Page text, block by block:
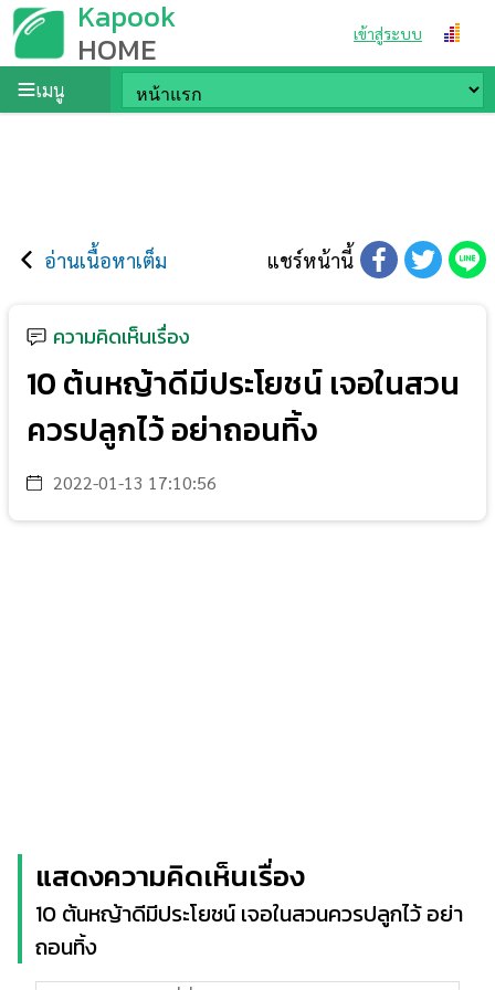
Kapook
HOME เข้าสู่ระบบ
เมนู
อ่านเนื้อหาเต็ม แชร์หน้านี้
ความคิดเห็นเรื่อง
10 ต้นหญ้าดีมีประโยชน์ เจอในสวน
ควรปลูกไว้ อย่าถอนทิ้ง
2022-01-13 17:10:56
แสดงความคิดเห็นเรื่อง
10 ต้นหญ้าดีมีประโยชน์ เจอในสวนควรปลูกไว้ อย่า
ถอนทิ้ง